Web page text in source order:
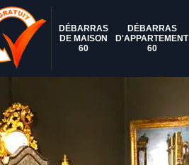
DÉBARRAS
DE MAISON
60
DÉBARRAS
D'APPARTEMENT
60